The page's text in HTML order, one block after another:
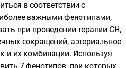
в соответствии с
важными фенотипами,
при проведении терапии СН,
сокращений, артериальное
и их комбинации. Используя
7 фенотипов, при которых